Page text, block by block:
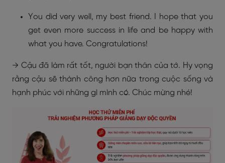
You did very well, my best friend. I hope that you
get even more success in life and be happy with
what you have. Congratulations!
→ Cậu đã làm rất tốt, người bạn thân của tớ. Hy vọng
rằng cậu sẽ thành công hơn nữa trong cuộc sống và
hạnh phúc với những gì mình có. Chúc mừng nhé!